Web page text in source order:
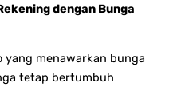
dengan Bunga
menawarkan bunga
tetap bertumbuh